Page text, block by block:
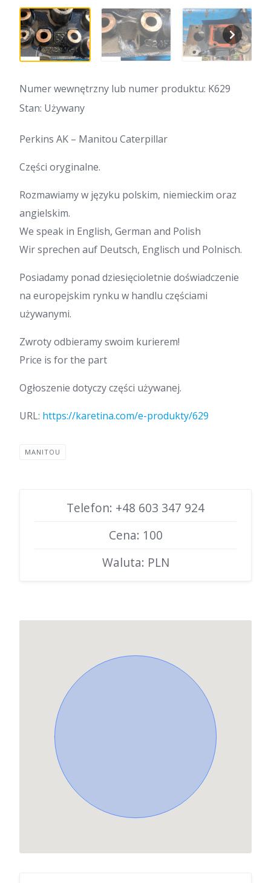
Numer wewnętrzny lub numer produktu: K629
Stan: Używany
Perkins AK – Manitou Caterpillar
Części oryginalne.
Rozmawiamy w języku polskim, niemieckim oraz
angielskim.
We speak in English, German and Polish
Wir sprechen auf Deutsch, Englisch und Polnisch.
Posiadamy ponad dziesięcioletnie doświadczenie
na europejskim rynku w handlu częściami
używanymi.
Zwroty odbieramy swoim kurierem!
Price is for the part
Ogłoszenie dotyczy części używanej.
URL: https://karetina.com/e-produkty/629
MANITOU
Telefon: +48 603 347 924
Cena: 100
Waluta: PLN